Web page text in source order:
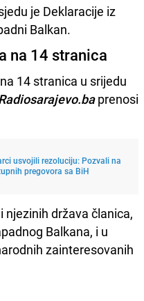
je Deklaracije iz
Balkan.
na 14 stranica
14 stranica u srijedu
prenosi
usvojili rezoluciju: Pozvali na
pregovora sa BiH
njezinih država članica,
Balkana, i u
zainteresovanih